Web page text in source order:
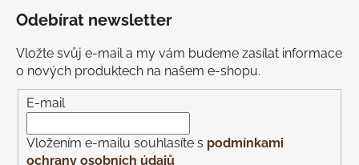
Odebírat newsletter
Vložte svůj e-mail a my vám budeme zasílat informace
o nových produktech na našem e-shopu.
E-mail
Vložením e-mailu souhlasíte s podmínkami
ochrany osobních údajů